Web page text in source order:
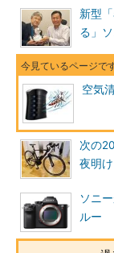
新型
る」
空気
次の
夜明け
ソニ
ルー